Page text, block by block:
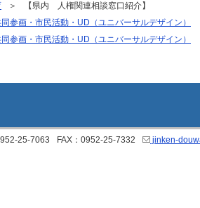
【県内 人権関連相談窓口紹介】
参画・市民活動・UD（ユニバーサルデザイン）
参画・市民活動・UD（ユニバーサルデザイン）
25-7063 FAX：0952-25-7332 jinken-